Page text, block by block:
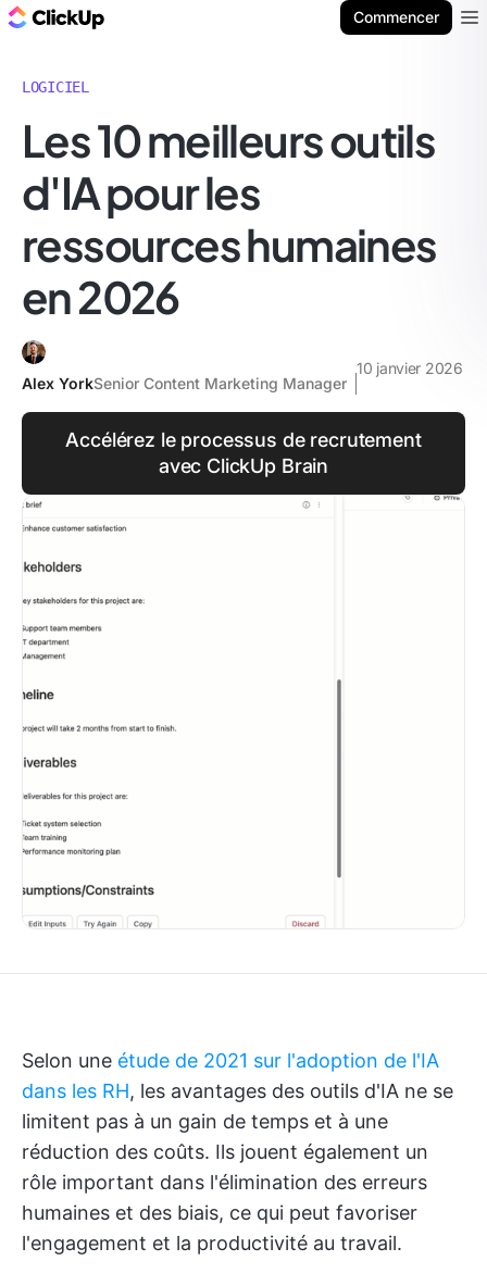
Commencer
LOGICIEL
Les 10 meilleurs outils
d'IA pour les
ressources humaines
en 2026
Alex YorkSenior Content Marketing Manager
10 janvier 2026
Accélérez le processus de recrutement
avec ClickUp Brain
Selon une étude de 2021 sur l'adoption de l'IA
dans les RH, les avantages des outils d'IA ne se
limitent pas à un gain de temps et à une
réduction des coûts. Ils jouent également un
rôle important dans l'élimination des erreurs
humaines et des biais, ce qui peut favoriser
l'engagement et la productivité au travail.